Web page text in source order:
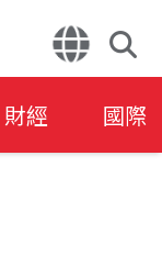
財經 國際